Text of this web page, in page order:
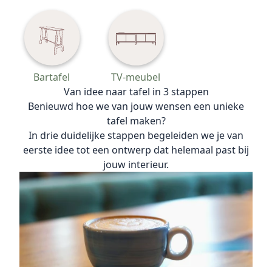
Bartafel
TV-meubel
Van idee naar tafel in 3 stappen
Benieuwd hoe we van jouw wensen een unieke
tafel maken?
In drie duidelijke stappen begeleiden we je van
eerste idee tot een ontwerp dat helemaal past bij
jouw interieur.